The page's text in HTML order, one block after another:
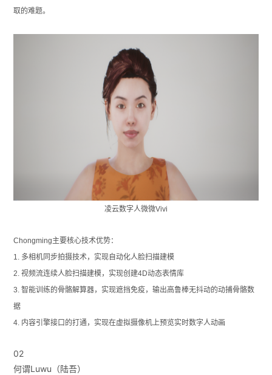
取的难题。
凌云数字人微微Vivi
Chongming主要核心技术优势：
1. 多相机同步拍摄技术，实现自动化人脸扫描建模
2.视频流连续人脸扫描建模，实现创建4D动态表情库
3.智能训练的骨骼解算器，实现遮挡免疫，输出高鲁棒无抖动的动捕骨骼数
据
4. 内容引擎接口的打通，实现在虚拟摄像机上预览实时数字人动画
02
何谓Luwu（陆吾）